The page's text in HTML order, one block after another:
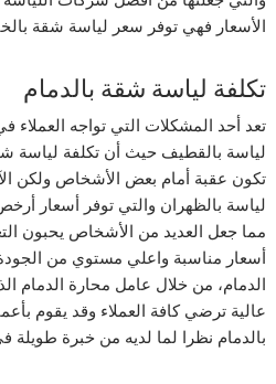
الأسعار فهي توفر سعر لياسة شقة
تكلفة لياسة شقة بالدمام
تعد أحد المشكلات التي تواجه
لياسة بالقطيف حيث أن تكلفة لياسة
تكون عقبة أمام بعض الأشخاص ولكن
لياسة بالظهران والتي توفر أسعار
مما جعل العديد من الأشخاص يحبون
أسعار مناسبة واعلي مستوي من
الدمام، من خلال عامل محارة الدمام
عالية ترضي كافة العملاء وقد يقوم
بالدمام نظرا لما لديه من خبرة طويلة